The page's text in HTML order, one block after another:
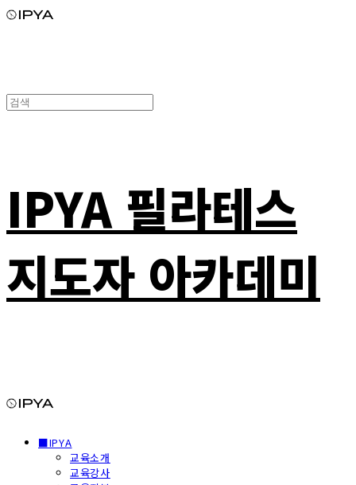
IPYA 필라테스
지도자 아카데미
■IPYA
교육소개
교육강사